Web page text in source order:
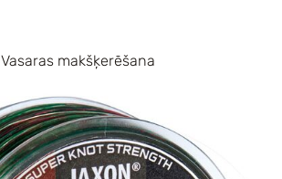
Vasaras makšķerēšana